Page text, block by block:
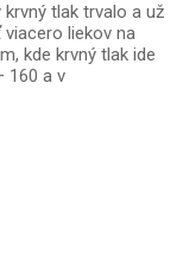
tlak trvalo a už
liekov na
kde krvný tlak ide
160 a v